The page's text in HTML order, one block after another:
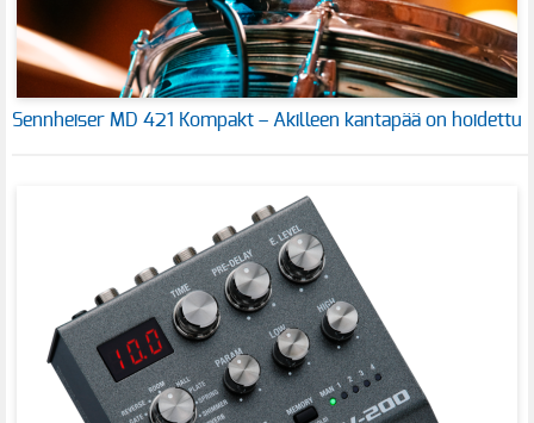
Sennheiser MD 421 Kompakt – Akilleen kantapää on hoidettu